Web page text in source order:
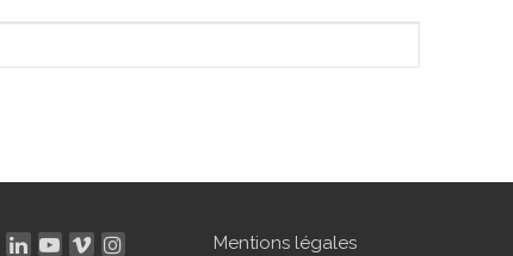
Mentions légales